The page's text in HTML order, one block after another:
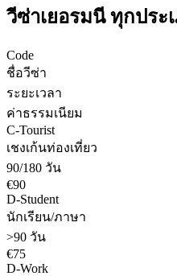
วีซ่าเยอรมนี ทุกประ
Code
ชื่อวีซ่า
ระยะเวลา
ค่าธรรมเนียม
C-Tourist
เชงเก้นท่องเที่ยว
90/180 วัน
€90
D-Student
นักเรียน/ภาษา
>90 วัน
€75
D-Work